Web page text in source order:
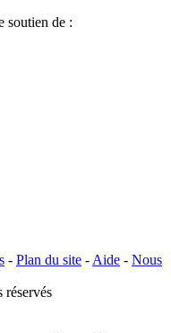
soutien de :
- Plan du site - Aide - Nous